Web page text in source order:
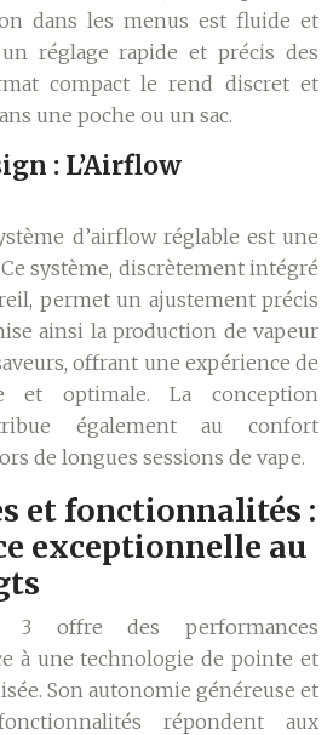
dans les menus est fluide et
réglage rapide et précis des
compact le rend discret et
une poche ou un sac.
: L’Airflow
d’airflow réglable est une
système, discrètement intégré
permet un ajustement précis
ainsi la production de vapeur
offrant une expérience de
et optimale. La conception
également au confort
de longues sessions de vape.
et fonctionnalités :
exceptionnelle au
offre des performances
à une technologie de pointe et
Son autonomie généreuse et
répondent aux